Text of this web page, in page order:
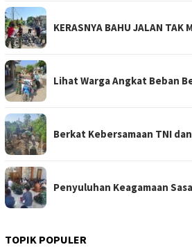
KERASNYA BAHU JALAN TAK
Lihat Warga Angkat Beban
Berkat Kebersamaan TNI
Penyuluhan Keagamaan
TOPIK POPULER